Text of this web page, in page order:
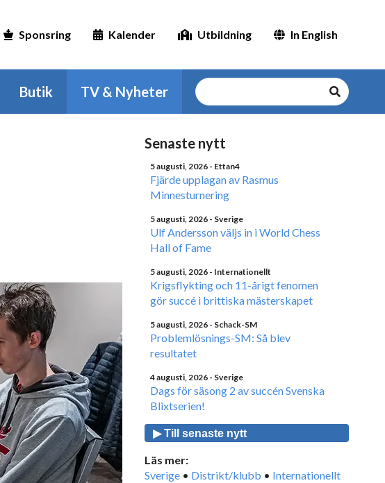
Sponsring Kalender Utbildning In English
Butik TV & Nyheter
Senaste nytt
5 augusti, 2026 - Ettan4
Fjärde upplagan av Rasmus
Minnesturnering
5 augusti, 2026 - Sverige
Ulf Andersson väljs in i World Chess
Hall of Fame
5 augusti, 2026 - Internationellt
Krigsflykting och 11-årigt fenomen
gör succé i brittiska mästerskapet
5 augusti, 2026 - Schack-SM
Problemlösnings-SM: Så blev
resultatet
4 augusti, 2026 - Sverige
Dags för säsong 2 av succén Svenska
Blixtserien!
▶ Till senaste nytt
Läs mer:
Sverige • Distrikt/klubb • Internationellt